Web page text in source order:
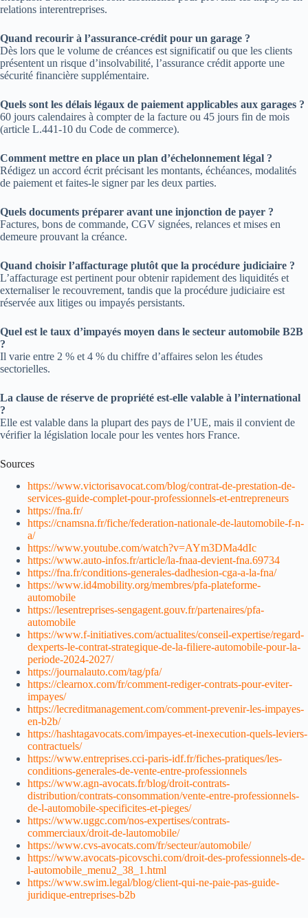
relations interentreprises.
Quand recourir à l’assurance-crédit pour un garage ?
Dès lors que le volume de créances est significatif ou que les clients
présentent un risque d’insolvabilité, l’assurance crédit apporte une
sécurité financière supplémentaire.
Quels sont les délais légaux de paiement applicables aux garages ?
60 jours calendaires à compter de la facture ou 45 jours fin de mois
(article L.441-10 du Code de commerce).
Comment mettre en place un plan d’échelonnement légal ?
Rédigez un accord écrit précisant les montants, échéances, modalités
de paiement et faites-le signer par les deux parties.
Quels documents préparer avant une injonction de payer ?
Factures, bons de commande, CGV signées, relances et mises en
demeure prouvant la créance.
Quand choisir l’affacturage plutôt que la procédure judiciaire ?
L’affacturage est pertinent pour obtenir rapidement des liquidités et
externaliser le recouvrement, tandis que la procédure judiciaire est
réservée aux litiges ou impayés persistants.
Quel est le taux d’impayés moyen dans le secteur automobile B2B
?
Il varie entre 2 % et 4 % du chiffre d’affaires selon les études
sectorielles.
La clause de réserve de propriété est-elle valable à l’international
?
Elle est valable dans la plupart des pays de l’UE, mais il convient de
vérifier la législation locale pour les ventes hors France.
Sources
https://www.victorisavocat.com/blog/contrat-de-prestation-de-
services-guide-complet-pour-professionnels-et-entrepreneurs
https://fna.fr/
https://cnamsna.fr/fiche/federation-nationale-de-lautomobile-f-n-
a/
https://www.youtube.com/watch?v=AYm3DMa4dIc
https://www.auto-infos.fr/article/la-fnaa-devient-fna.69734
https://fna.fr/conditions-generales-dadhesion-cga-a-la-fna/
https://www.id4mobility.org/membres/pfa-plateforme-
automobile
https://lesentreprises-sengagent.gouv.fr/partenaires/pfa-
automobile
https://www.f-initiatives.com/actualites/conseil-expertise/regard-
dexperts-le-contrat-strategique-de-la-filiere-automobile-pour-la-
periode-2024-2027/
https://journalauto.com/tag/pfa/
https://clearnox.com/fr/comment-rediger-contrats-pour-eviter-
impayes/
https://lecreditmanagement.com/comment-prevenir-les-impayes-
en-b2b/
https://hashtagavocats.com/impayes-et-inexecution-quels-leviers-
contractuels/
https://www.entreprises.cci-paris-idf.fr/fiches-pratiques/les-
conditions-generales-de-vente-entre-professionnels
https://www.agn-avocats.fr/blog/droit-contrats-
distribution/contrats-consommation/vente-entre-professionnels-
de-l-automobile-specificites-et-pieges/
https://www.uggc.com/nos-expertises/contrats-
commerciaux/droit-de-lautomobile/
https://www.cvs-avocats.com/fr/secteur/automobile/
https://www.avocats-picovschi.com/droit-des-professionnels-de-
l-automobile_menu2_38_1.html
https://www.swim.legal/blog/client-qui-ne-paie-pas-guide-
juridique-entreprises-b2b